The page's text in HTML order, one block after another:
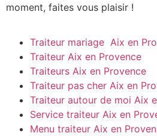
moment, faites vous plaisir !
Traiteur mariage Aix en
Traiteur Aix en Provence
Traiteurs Aix en Provence
Traiteur pas cher Aix en
Traiteur autour de moi Aix
Service traiteur Aix en
Menu traiteur Aix en